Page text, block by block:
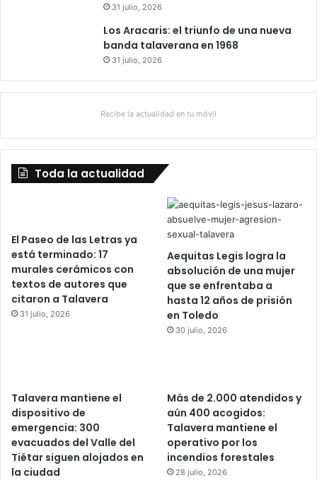
31 julio, 2026
Los Aracaris: el triunfo de una nueva
banda talaverana en 1968
31 julio, 2026
Recibe la actualidad en tu móvil
Toda la actualidad
El Paseo de las Letras ya
está terminado: 17
murales cerámicos con
textos de autores que
citaron a Talavera
31 julio, 2026
Aequitas Legis logra la
absolución de una mujer
que se enfrentaba a
hasta 12 años de prisión
en Toledo
30 julio, 2026
Talavera mantiene el
dispositivo de
emergencia: 300
evacuados del Valle del
Tiétar siguen alojados en
la ciudad
Más de 2.000 atendidos y
aún 400 acogidos:
Talavera mantiene el
operativo por los
incendios forestales
28 julio, 2026